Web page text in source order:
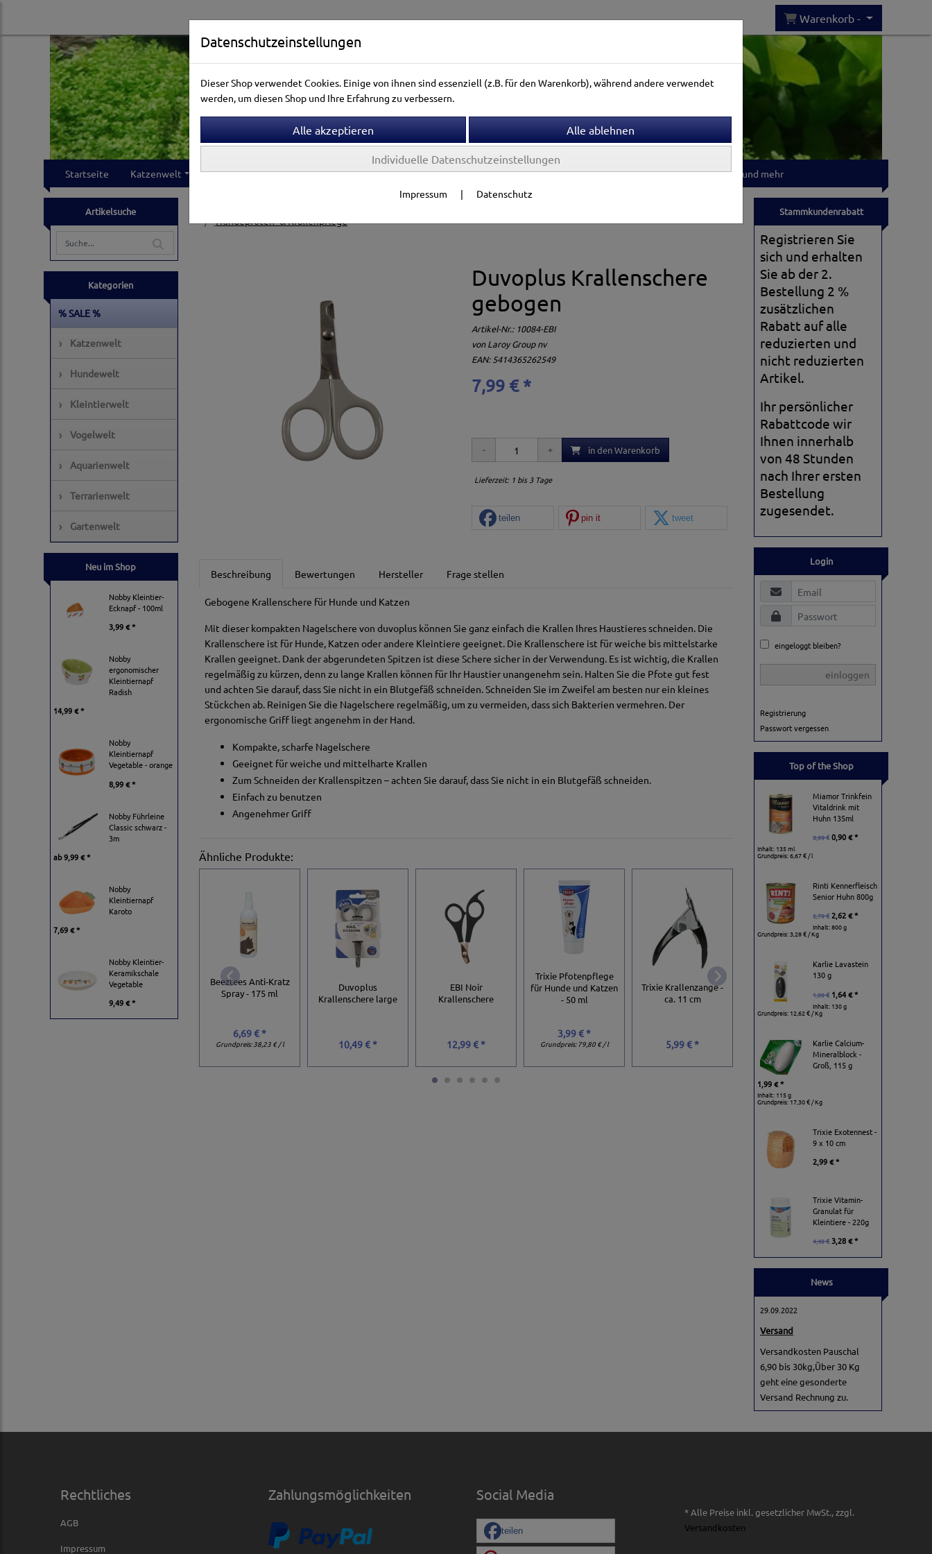
Warenkorb -
Startseite Katzenwelt Hundewelt Kleintierwelt Vogelwelt Aquarienwelt Terrarienwelt Gartenwelt T-shirts und mehr
Artikelsuche
Kategorien
% SALE %
› Katzenwelt
› Hundewelt
› Kleintierwelt
› Vogelwelt
› Aquarienwelt
› Terrarienwelt
› Gartenwelt
Neu im Shop
Nobby Kleintier-
Ecknapf - 100ml
3,99 € *
Nobby
ergonomischer
Kleintiernapf
Radish
14,99 € *
Nobby
Kleintiernapf
Vegetable - orange
8,99 € *
Nobby Führleine
Classic schwarz -
3m
ab9,99 € *
Nobby
Kleintiernapf
Karoto
7,69 € *
Nobby Kleintier-
Keramikschale
Vegetable
9,49 € *
Hundepfoten- & Krallenpflege
Duvoplus Krallenschere
gebogen
Artikel-Nr.: 10084-EBI
vonLaroy Group nv
EAN: 5414365262549
7,99 € *
in den Warenkorb
Lieferzeit: 1 bis 3 Tage
teilen pin it tweet
Beschreibung Bewertungen Hersteller Frage stellen
Gebogene Krallenschere für Hunde und Katzen
Mit dieser kompakten Nagelschere von duvoplus können Sie ganz einfach die Krallen Ihres Haustieres schneiden. Die
Krallenschere ist für Hunde, Katzen oder andere Kleintiere geeignet. Die Krallenschere ist für weiche bis mittelstarke
Krallen geeignet. Dank der abgerundeten Spitzen ist diese Schere sicher in der Verwendung. Es ist wichtig, die Krallen
regelmäßig zu kürzen, denn zu lange Krallen können für Ihr Haustier unangenehm sein. Halten Sie die Pfote gut fest
und achten Sie darauf, dass Sie nicht in ein Blutgefäß schneiden. Schneiden Sie im Zweifel am besten nur ein kleines
Stückchen ab. Reinigen Sie die Nagelschere regelmäßig, um zu vermeiden, dass sich Bakterien vermehren. Der
ergonomische Griff liegt angenehm in der Hand.
Kompakte, scharfe Nagelschere
Geeignet für weiche und mittelharte Krallen
Zum Schneiden der Krallenspitzen – achten Sie darauf, dass Sie nicht in ein Blutgefäß schneiden.
Einfach zu benutzen
Angenehmer Griff
Ähnliche Produkte:
Beeztees Anti-Kratz
Spray - 175 ml
6,69 € *
Grundpreis:38,23 € / l
Duvoplus
Krallenschere large
10,49 € *
EBI Noir
Krallenschere
12,99 € *
Trixie Pfotenpflege
für Hunde und Katzen
- 50 ml
3,99 € *
Grundpreis:79,80 € / l
Trixie Krallenzange -
ca. 11 cm
5,99 € *
Duvoplus
Krallenzange
Guillotine
10,99 € *
Stammkundenrabatt
Registrieren Sie
sich und erhalten
Sie ab der 2.
Bestellung 2 %
zusätzlichen
Rabatt auf alle
reduzierten und
nicht reduzierten
Artikel.
Ihr persönlicher
Rabattcode wir
Ihnen innerhalb
von 48 Stunden
nach Ihrer ersten
Bestellung
zugesendet.
Login
eingeloggt bleiben?
einloggen
Registrierung
Passwort vergessen
Top of the Shop
Miamor Trinkfein
Vitaldrink mit
Huhn 135ml
0,99 € 0,90 € *
Inhalt: 135 ml
Grundpreis:6,67 € / l
Rinti Kennerfleisch
Senior Huhn 800g
2,79 € 2,62 € *
Inhalt: 800 g
Grundpreis:3,28 € / Kg
Karlie Lavastein
130 g
1,89 € 1,64 € *
Inhalt: 130 g
Grundpreis: 12,62 € / Kg
Karlie Calcium-
Mineralblock -
Groß, 115 g
1,99 € *
Inhalt: 115 g
Grundpreis:17,30 € / Kg
Trixie Exotennest -
9 x 10 cm
2,99 € *
Trixie Vitamin-
Granulat für
Kleintiere - 220g
4,49 € 3,28 € *
News
29.09.2022
Versand
Versandkosten Pauschal
6,90 bis 30kg,Über 30 Kg
geht eine gesonderte
Versand Rechnung zu.
Rechtliches
AGB
Impressum
Zahlungsmöglichkeiten Social Media
teilen
* Alle Preise inkl. gesetzlicher MwSt., zzgl.
Versandkosten
Datenschutzeinstellungen
Dieser Shop verwendet Cookies. Einige von ihnen sind essenziell (z.B. für den Warenkorb), während andere verwendet
werden, um diesen Shop und Ihre Erfahrung zu verbessern.
Individuelle Datenschutzeinstellungen
Impressum | Datenschutz